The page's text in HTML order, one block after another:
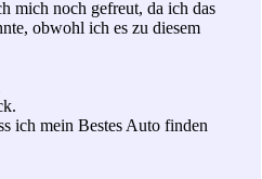
mich noch gefreut, da ich das
obwohl ich es zu diesem
ich mein Bestes Auto finden